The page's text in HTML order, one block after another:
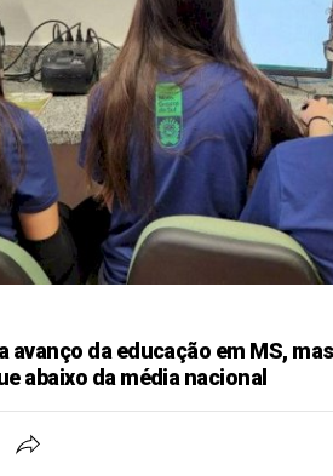
avanço da educação em MS, mas
abaixo da média nacional